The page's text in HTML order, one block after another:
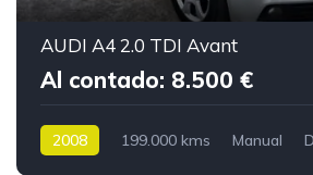
AUDI A4 2.0 TDI Avant
Al contado: 8.500 €
2008 199.000 kms Manual